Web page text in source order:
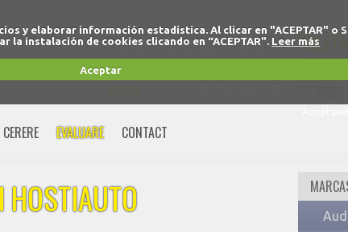
elaborar información estadística. Al clicar en "ACEPTAR" o SI
la instalación de cookies clicando en “ACEPTAR". Leer más
Aceptar+34 91 691 77 32
CERERE EVALUARE CONTACT
HOSTIAUTO